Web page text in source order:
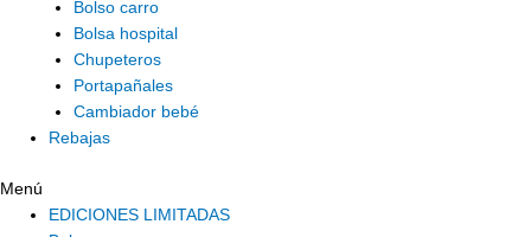
Bolso carro
Bolsa hospital
Chupeteros
Portapañales
Cambiador bebé
Rebajas
Menú
EDICIONES LIMITADAS